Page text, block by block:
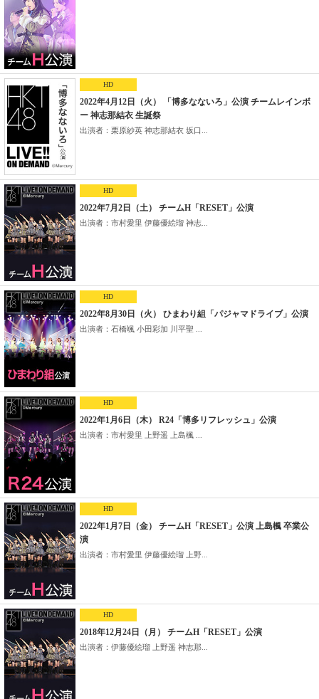
HD
2022年4月12日（火） 「博多なないろ」公演 チームレインボ
ー 神志那結衣 生誕祭
出演者：栗原紗英 神志那結衣 坂口...
HD
2022年7月2日（土） チームH「RESET」公演
出演者：市村愛里 伊藤優絵瑠 神志...
HD
2022年8月30日（火） ひまわり組「パジャマドライブ」公演
出演者：石橋颯 小田彩加 川平聖 ...
HD
2022年1月6日（木） R24「博多リフレッシュ」公演
出演者：市村愛里 上野遥 上島楓 ...
HD
2022年1月7日（金） チームH「RESET」公演 上島楓 卒業公
演
出演者：市村愛里 伊藤優絵瑠 上野...
HD
2018年12月24日（月） チームH「RESET」公演
出演者：伊藤優絵瑠 上野遥 神志那...